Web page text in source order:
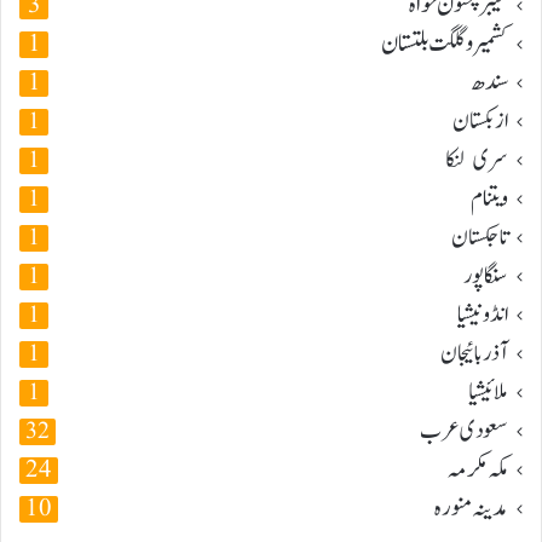
کشمیر و گلگت بلتستان 1
سندھ 1
ازبکستان 1
سری لنکا 1
ویتنام 1
تاجکستان 1
سنگاپور 1
انڈونیشیا 1
آذربائیجان 1
ملائیشیا 1
سعودی عرب 32
مکہ مکرمہ 24
مدینہ منورہ 10